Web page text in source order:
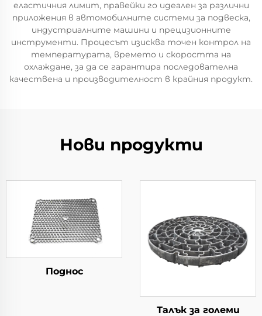
еластичния лимит, правейки го идеален за различни
приложения в автомобилните системи за подвеска,
индустриалните машини и прецизионните
инструменти. Процесът изисква точен контрол на
температурата, времето и скоростта на
охлаждане, за да се гарантира последователна
качествена и производителност в крайния продукт.
Нови продукти
Поднос
Талък за големи